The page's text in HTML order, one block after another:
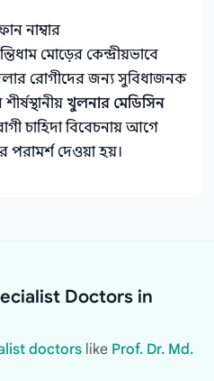
নাম্বার
মোড়ের কেন্দ্রীয়ভাবে
রোগীদের জন্য সুবিধাজনক
খুলনার মেডিসিন
চাহিদা বিবেচনায় আগে
পরামর্শ দেওয়া হয়।
Doctors in
doctors like Prof. Dr. Md.